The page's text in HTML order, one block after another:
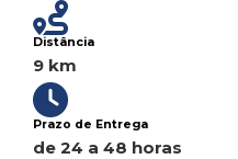
Distância
9 km
Prazo de Entrega
de 24 a 48 horas